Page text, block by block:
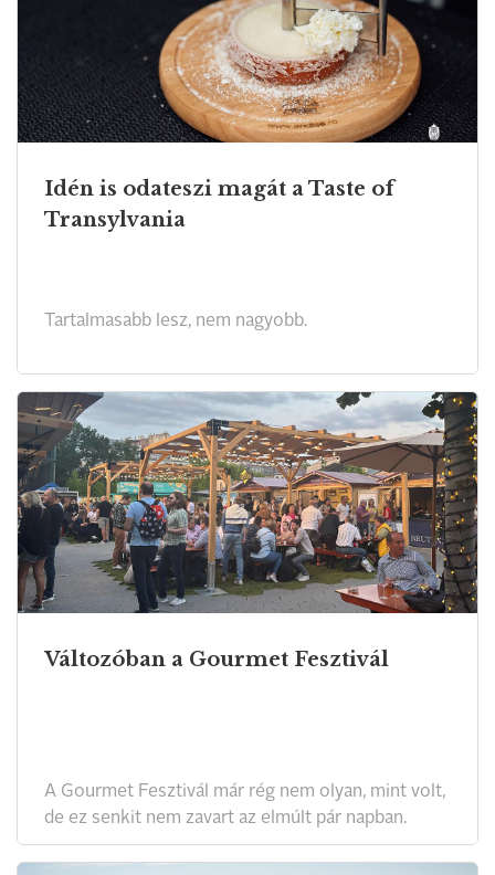
Idén is odateszi magát a Taste of
Transylvania
Tartalmasabb lesz, nem nagyobb.
Változóban a Gourmet Fesztivál
A Gourmet Fesztivál már rég nem olyan, mint volt,
de ez senkit nem zavart az elmúlt pár napban.